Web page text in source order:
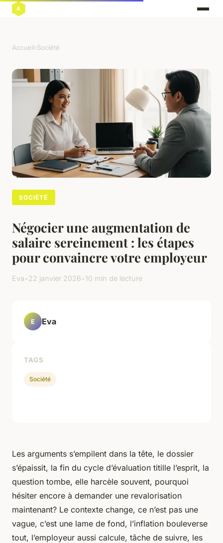
Accueil›Société
SOCIÉTÉ
Négocier une augmentation de
salaire sereinement : les étapes
pour convaincre votre employeur
Eva•22 janvier 2026•10 min de lecture
Les arguments s’empilent dans la tête, le dossier
s’épaissit, la fin du cycle d’évaluation titille l’esprit, la
question tombe, elle harcèle souvent, pourquoi
hésiter encore à demander une revalorisation
maintenant? Le contexte change, ce n’est pas une
vague, c’est une lame de fond, l’inflation bouleverse
tout, l’employeur aussi calcule, tâche de suivre, les
E Eva
TAGS
Société